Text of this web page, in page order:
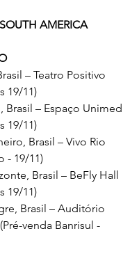
AMERICA
– Teatro Positivo
19/11)
Brasil – Espaço Unimed
19/11)
Brasil – Vivo Rio
- 19/11)
Brasil – BeFly Hall
19/11)
Brasil – Auditório
venda Banrisul -